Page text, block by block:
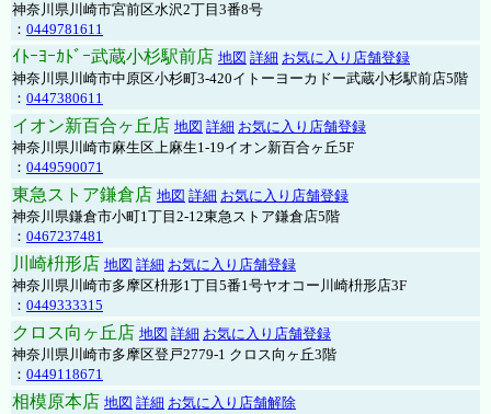
神奈川県川崎市宮前区水沢2丁目3番8号
： 0449781611
ｲﾄｰﾖｰｶﾄﾞｰ武蔵小杉駅前店 地図 詳細 お気に入り店舗登録
神奈川県川崎市中原区小杉町3-420イトーヨーカドー武蔵小杉駅前店5階
： 0447380611
イオン新百合ヶ丘店 地図 詳細 お気に入り店舗登録
神奈川県川崎市麻生区上麻生1-19イオン新百合ヶ丘5F
： 0449590071
東急ストア鎌倉店 地図 詳細 お気に入り店舗登録
神奈川県鎌倉市小町1丁目2-12東急ストア鎌倉店5階
： 0467237481
川崎枡形店 地図 詳細 お気に入り店舗登録
神奈川県川崎市多摩区枡形1丁目5番1号ヤオコー川崎枡形店3F
： 0449333315
クロス向ヶ丘店 地図 詳細 お気に入り店舗登録
神奈川県川崎市多摩区登戸2779-1 クロス向ヶ丘3階
： 0449118671
相模原本店 地図 詳細 お気に入り店舗解除